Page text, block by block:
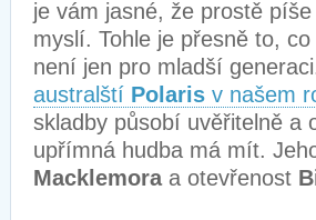
je vám jasné, že prostě
myslí. Tohle je přesně to,
není jen pro mladší
australští Polaris v našem
skladby působí uvěřitelně a
upřímná hudba má mít.
Macklemora a otevřenost